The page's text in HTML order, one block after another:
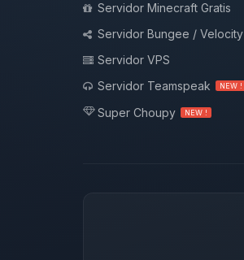
Servidor Minecraft Gratis
Servidor Bungee / Velocity
Servidor VPS
Servidor Teamspeak
NEW !
Super Choupy NEW !